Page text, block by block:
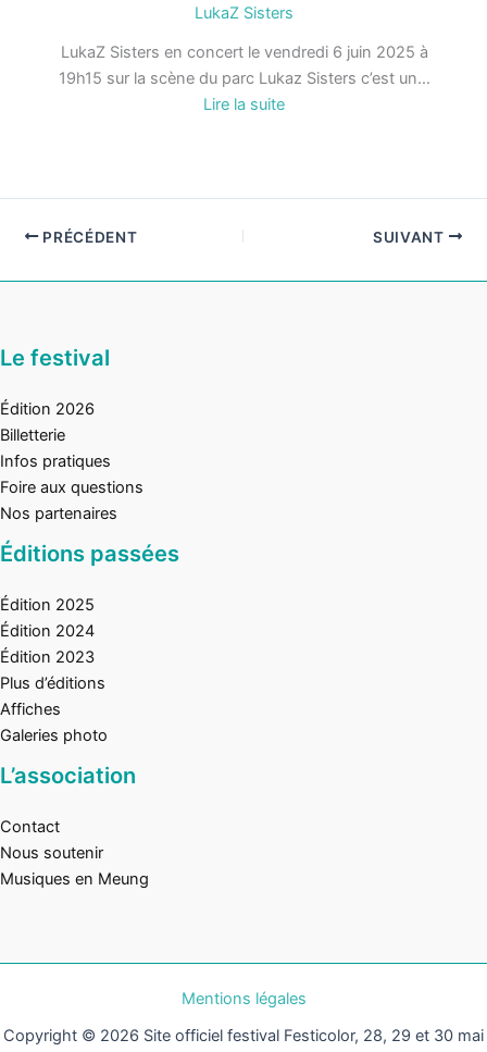
LukaZ Sisters
LukaZ Sisters en concert le vendredi 6 juin 2025 à
19h15 sur la scène du parc Lukaz Sisters c’est un…
Lire la suite:
PRÉCÉDENT SUIVANT
Le festival
Édition 2026
Billetterie
Infos pratiques
Foire aux questions
Nos partenaires
Éditions passées
Édition 2025
Édition 2024
Édition 2023
Plus d’éditions
Affiches
Galeries photo
L’association
Contact
Nous soutenir
Musiques en Meung
Mentions légales
Copyright © 2026 Site officiel festival Festicolor, 28, 29 et 30 mai